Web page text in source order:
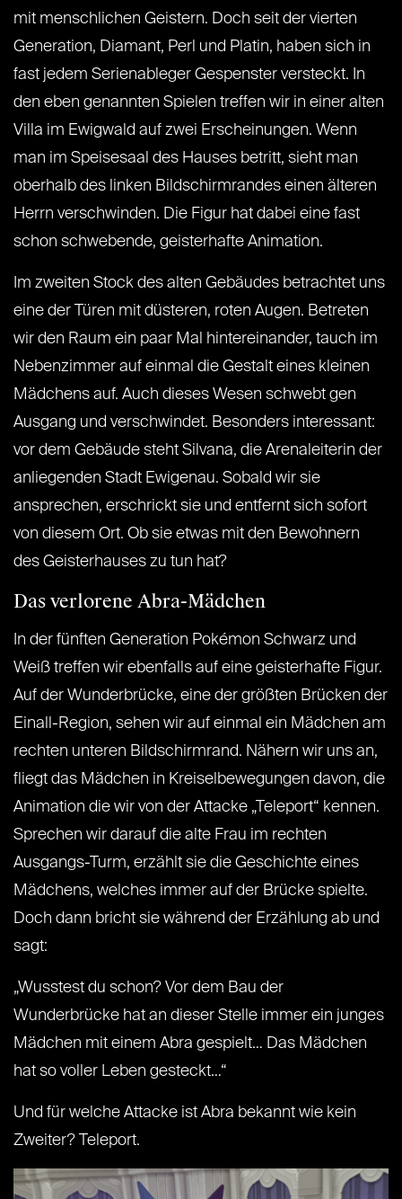
mit menschlichen Geistern. Doch seit der vierten
Generation, Diamant, Perl und Platin, haben sich in
fast jedem Serienableger Gespenster versteckt. In
den eben genannten Spielen treffen wir in einer alten
Villa im Ewigwald auf zwei Erscheinungen. Wenn
man im Speisesaal des Hauses betritt, sieht man
oberhalb des linken Bildschirmrandes einen älteren
Herrn verschwinden. Die Figur hat dabei eine fast
schon schwebende, geisterhafte Animation.
Im zweiten Stock des alten Gebäudes betrachtet uns
eine der Türen mit düsteren, roten Augen. Betreten
wir den Raum ein paar Mal hintereinander, tauch im
Nebenzimmer auf einmal die Gestalt eines kleinen
Mädchens auf. Auch dieses Wesen schwebt gen
Ausgang und verschwindet. Besonders interessant:
vor dem Gebäude steht Silvana, die Arenaleiterin der
anliegenden Stadt Ewigenau. Sobald wir sie
ansprechen, erschrickt sie und entfernt sich sofort
von diesem Ort. Ob sie etwas mit den Bewohnern
des Geisterhauses zu tun hat?
Das verlorene Abra-Mädchen
In der fünften Generation Pokémon Schwarz und
Weiß treffen wir ebenfalls auf eine geisterhafte Figur.
Auf der Wunderbrücke, eine der größten Brücken der
Einall-Region, sehen wir auf einmal ein Mädchen am
rechten unteren Bildschirmrand. Nähern wir uns an,
fliegt das Mädchen in Kreiselbewegungen davon, die
Animation die wir von der Attacke „Teleport“ kennen.
Sprechen wir darauf die alte Frau im rechten
Ausgangs-Turm, erzählt sie die Geschichte eines
Mädchens, welches immer auf der Brücke spielte.
Doch dann bricht sie während der Erzählung ab und
sagt:
„Wusstest du schon? Vor dem Bau der
Wunderbrücke hat an dieser Stelle immer ein junges
Mädchen mit einem Abra gespielt… Das Mädchen
hat so voller Leben gesteckt…“
Und für welche Attacke ist Abra bekannt wie kein
Zweiter? Teleport.